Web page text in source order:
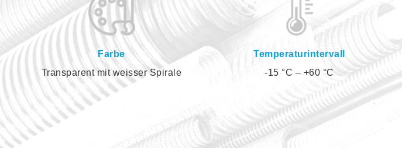
Farbe
Transparent mit weisser Spirale
Temperaturintervall
-15 °C – +60 °C